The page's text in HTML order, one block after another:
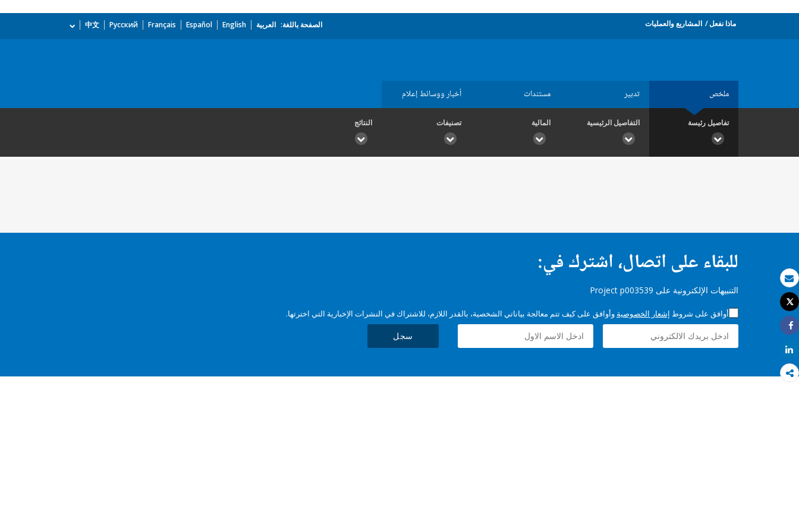
بريد الكتروني
طباعة
Tweet
Share
Share
ماذا نفعل المشاريع والعمليات الصفحة باللغة: العربية English
Español
Français
Русский
中文
ملخص تدبير مستندات أخبار ووسائط إعلام
تفاصيل رئيسة التفاصيل الرئيسية المالية تصنيفات النتائج
للبقاء على اتصال، اشترك في:
التنبيهات الإلكترونية على Project p003539
أوافق على شروط إشعار الخصوصية وأوافق على كيف تتم معالجة بياناتي الشخصية، بالقدر اللازم، للاشتراك في النشرات الإخبارية التي اخترتها.
سجل